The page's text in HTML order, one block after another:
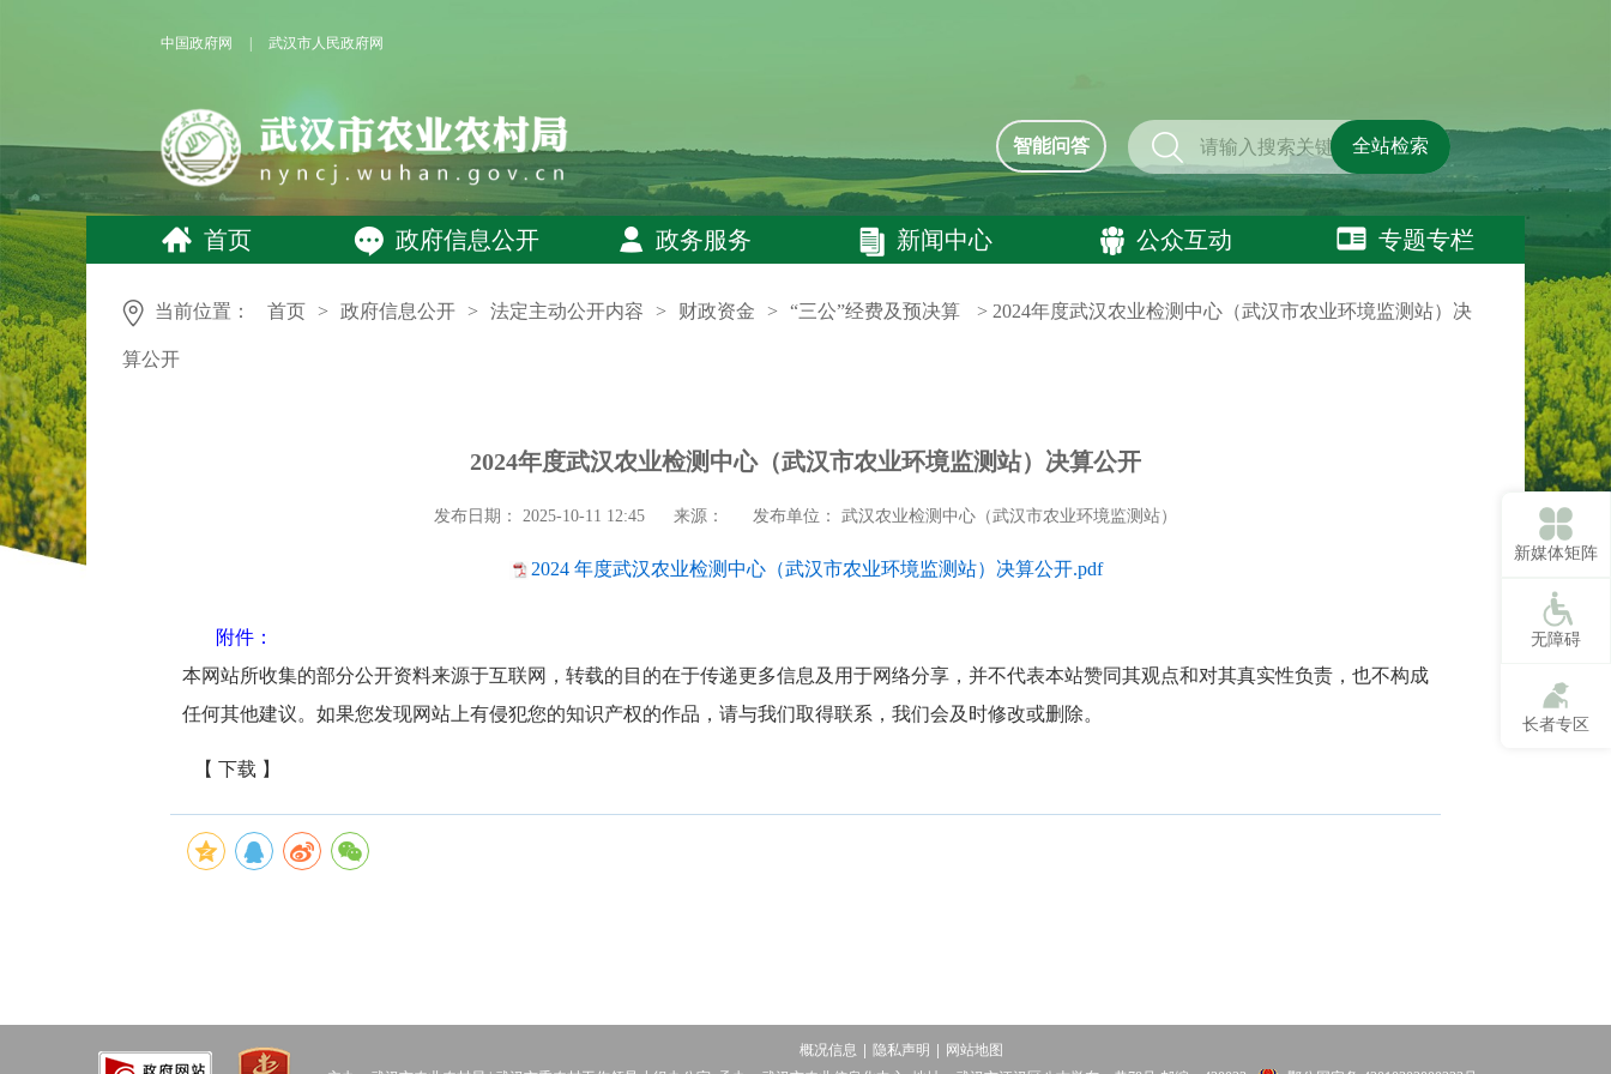
中国政府网 武汉市人民政府网
智能问答 全站检索
首页 政府信息公开 政务服务 新闻中心 公众互动 专题专栏
当前位置： 首页 > 政府信息公开 > 法定主动公开内容 > 财政资金 > “三公”经费及预决算 > 2024年度武汉农业检测中心（武汉市农业环境监测站）决
算公开
2024年度武汉农业检测中心（武汉市农业环境监测站）决算公开
发布日期： 2025-10-11 12:45 来源： 发布单位： 武汉农业检测中心（武汉市农业环境监测站）
2024 年度武汉农业检测中心（武汉市农业环境监测站）决算公开.pdf
附件：
本网站所收集的部分公开资料来源于互联网，转载的目的在于传递更多信息及用于网络分享，并不代表本站赞同其观点和对其真实性负责，也不构成
任何其他建议。如果您发现网站上有侵犯您的知识产权的作品，请与我们取得联系，我们会及时修改或删除。
【 下载 】
新媒体矩阵
无障碍
长者专区
概况信息 隐私声明
网站地图